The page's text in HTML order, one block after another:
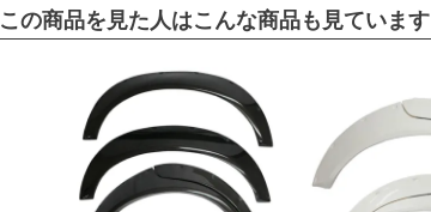
この商品を見た人はこんな商品も見ています